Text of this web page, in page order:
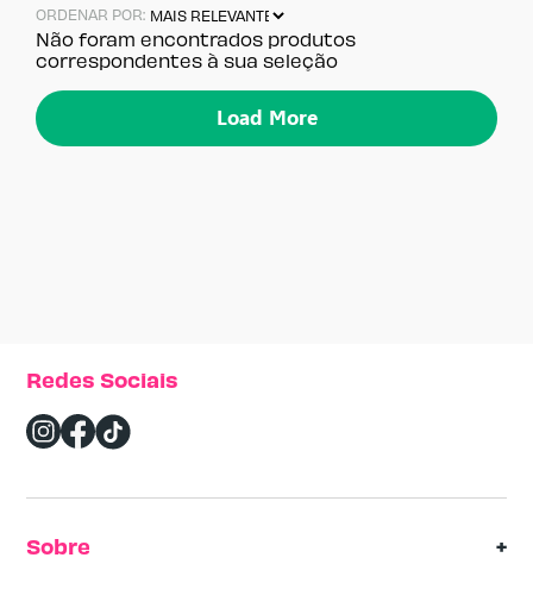
ORDENAR POR:
Não foram encontrados produtos
correspondentes à sua seleção
Load More
Redes Sociais
Sobre